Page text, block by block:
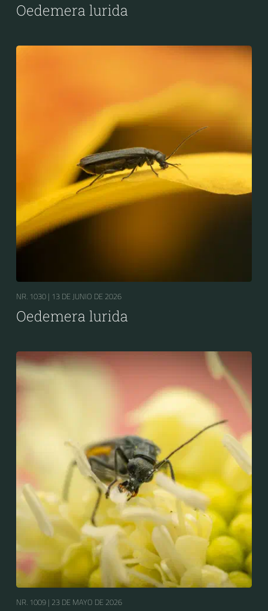
Oedemera lurida
NR. 1030 | 13 DE JUNIO DE 2026
Oedemera lurida
NR. 1009 | 23 DE MAYO DE 2026